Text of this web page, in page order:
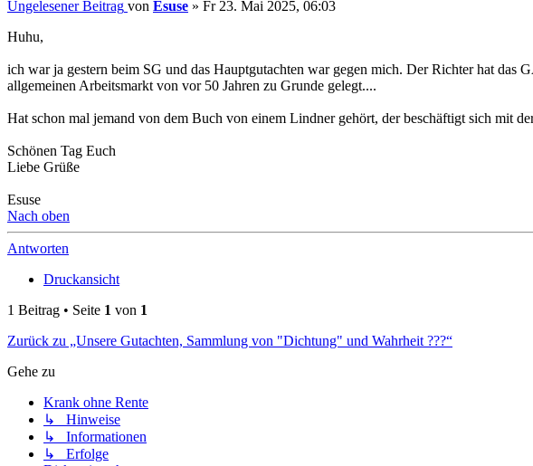
Ungelesener Beitrag von Esuse » Fr 23. Mai 2025, 06:03
Huhu,
ich war ja gestern beim SG und das Hauptgutachten war gegen mich. Der Richter hat
allgemeinen Arbeitsmarkt von vor 50 Jahren zu Grunde gelegt....
Hat schon mal jemand von dem Buch von einem Lindner gehört, der beschäftigt sich mit
Schönen Tag Euch
Liebe Grüße
Esuse
Nach oben
Antworten
Druckansicht
1 Beitrag • Seite 1 von 1
Zurück zu „Unsere Gutachten, Sammlung von "Dichtung" und Wahrheit ???“
Gehe zu
Krank ohne Rente
↳ Hinweise
↳ Informationen
↳ Erfolge